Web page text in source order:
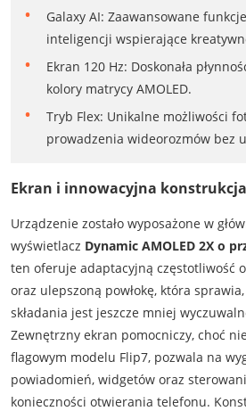
Galaxy AI: Zaawansowane
inteligencji wspierające
Ekran 120 Hz: Doskonała
kolory matrycy AMOLED.
Tryb Flex: Unikalne możliwości
prowadzenia wideorozmów bez
Ekran i innowacyjna konstrukcja
Urządzenie zostało wyposażone w
wyświetlacz Dynamic AMOLED 2X o
ten oferuje adaptacyjną częstotliwość
oraz ulepszoną powłokę, która
składania jest jeszcze mniej
Zewnętrzny ekran pomocniczy, choć
flagowym modelu Flip7, pozwala na
powiadomień, widgetów oraz
konieczności otwierania telefonu.